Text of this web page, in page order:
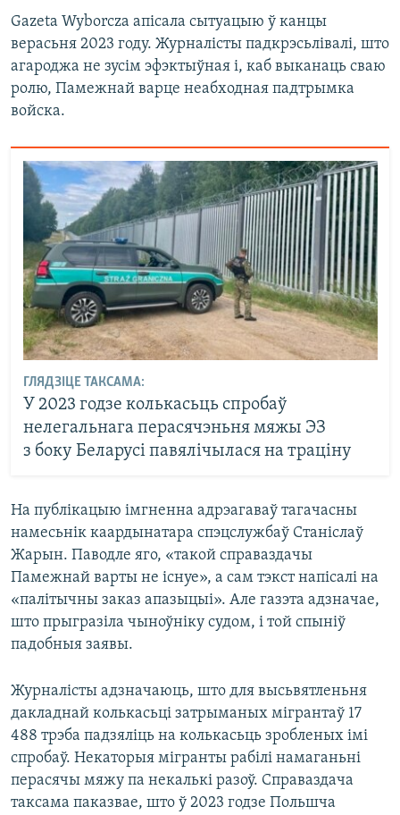
Gazeta Wyborcza апісала сытуацыю ў канцы
верасьня 2023 году. Журналісты падкрэсьлівалі, што
агароджа не зусім эфэктыўная і, каб выканаць сваю
ролю, Памежнай варце неабходная падтрымка
войска.
ГЛЯДЗІЦЕ ТАКСАМА:
У 2023 годзе колькасьць спробаў
нелегальнага перасячэньня мяжы ЭЗ
з боку Беларусі павялічылася на траціну
На публікацыю імгненна адрэагаваў тагачасны
намесьнік каардынатара спэцслужбаў Станіслаў
Жарын. Паводле яго, «такой справаздачы
Памежнай варты не існуе», а сам тэкст напісалі на
«палітычны заказ апазыцыі». Але газэта адзначае,
што прыгразіла чыноўніку судом, і той спыніў
падобныя заявы.
Журналісты адзначаюць, што для высьвятленьня
дакладнай колькасьці затрыманых мігрантаў 17
488 трэба падзяліць на колькасьць зробленых імі
спробаў. Некаторыя мігранты рабілі намаганьні
перасячы мяжу па некалькі разоў. Справаздача
таксама паказвае, што ў 2023 годзе Польшча